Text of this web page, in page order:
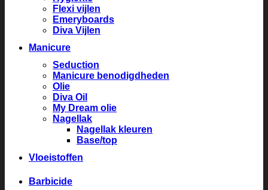
Flexi vijlen
Emeryboards
Diva Vijlen
Manicure
Seduction
Manicure benodigdheden
Olie
Diva Oil
My Dream olie
Nagellak
Nagellak kleuren
Base/top
Vloeistoffen
Barbicide